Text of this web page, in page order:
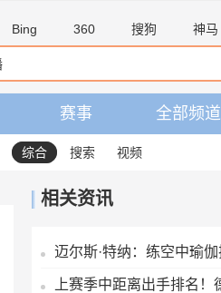
Bing 360 搜狗 神马
赛事 全部频道
综合 搜索 视频
相关资讯